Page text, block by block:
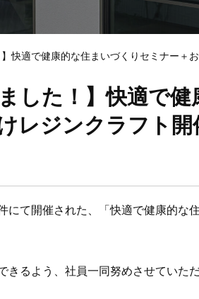
快適で健康的な住まいづくりセミナー＋
した！】快適で
レジンクラフト開
にて開催された、「快適で健康的な
きるよう、社員一同努めさせていた